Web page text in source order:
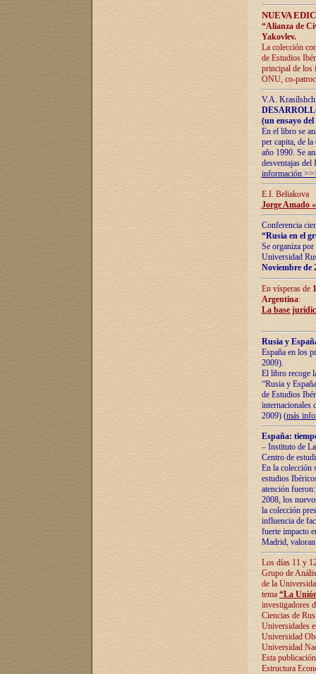
NUEVA
“Alianza de
Yakovlev.
La colección
de Estudios
principal de los
ONU, co-
V.A.
(un ensayo
En el libro se
per capita, de
año 1990. Se
desventajas
información
E.I. Beliakova
Jorge Amado
Conferencia
“Rusia en el
Se organiza
Universidad
Noviembre de
En vísperas de
Argentina:
La base
Rusia y
España en los
2009).
El libro recoge
“Rusia y
de Estudios
internacionales
2009) (más
España:
– Instituto de
Centro de
En la colección
estudios
atención
2008, los
la colección
influencia de
fuerte impacto
Madrid,
Los días 11 y
Grupo de
de la
tema “La
investigadores
Ciencias de
Universidades
Universidad
Universidad
Esta
Estructura